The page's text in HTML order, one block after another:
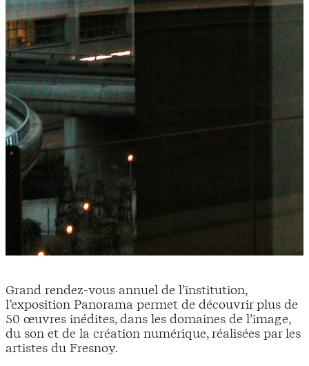
Grand rendez-vous annuel de l’institution,
l’exposition Panorama permet de découvrir plus de
50 œuvres inédites, dans les domaines de l’image,
du son et de la création numérique, réalisées par les
artistes du Fresnoy.